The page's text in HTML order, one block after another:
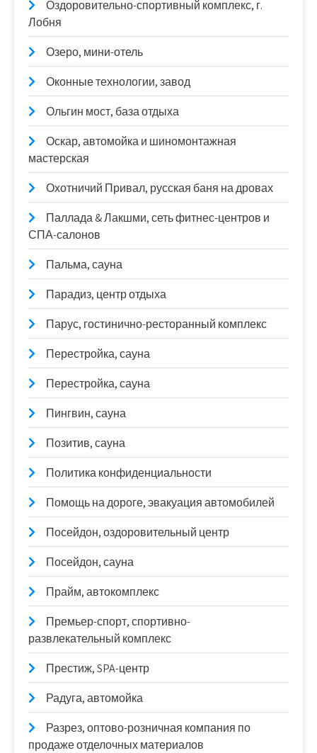
Оздоровительно-спортивный комплекс, г.
Лобня
Озеро, мини-отель
Оконные технологии, завод
Ольгин мост, база отдыха
Оскар, автомойка и шиномонтажная
мастерская
Охотничий Привал, русская баня на дровах
Паллада & Лакшми, сеть фитнес-центров и
СПА-салонов
Пальма, сауна
Парадиз, центр отдыха
Парус, гостинично-ресторанный комплекс
Перестройка, сауна
Перестройка, сауна
Пингвин, сауна
Позитив, сауна
Политика конфиденциальности
Помощь на дороге, эвакуация автомобилей
Посейдон, оздоровительный центр
Посейдон, сауна
Прайм, автокомплекс
Премьер-спорт, спортивно-
развлекательный комплекс
Престиж, SPA-центр
Радуга, автомойка
Разрез, оптово-розничная компания по
продаже отделочных материалов